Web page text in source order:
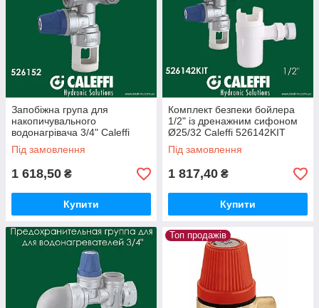
Запобіжна група для
накопичувального
водонагрівача 3/4" Caleffi
526152
Під замовлення
1 618,50 ₴
Купити
Комплект безпеки бойлера
1/2" із дренажним сифоном
Ø25/32 Caleffi 526142KIT
Під замовлення
1 817,40 ₴
Купити
Топ продажів